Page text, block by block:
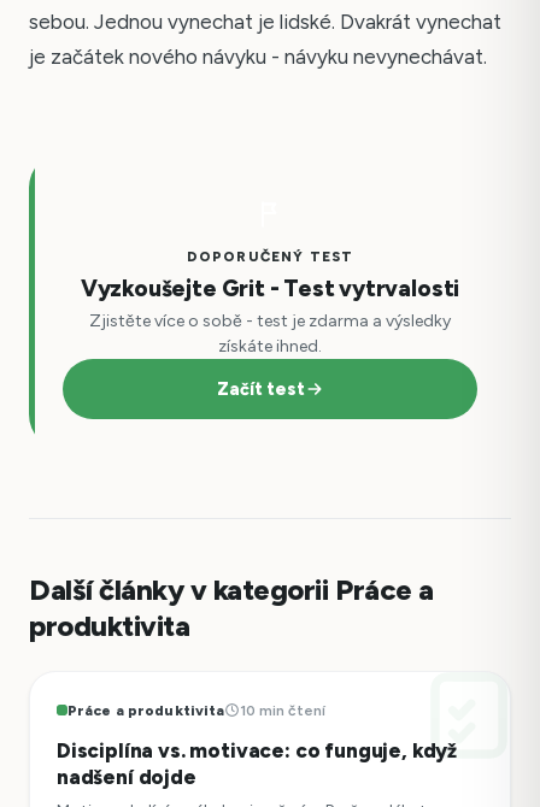
sebou. Jednou vynechat je lidské. Dvakrát vynechat
je začátek nového návyku - návyku nevynechávat.
DOPORUČENÝ TEST
Vyzkoušejte Grit - Test vytrvalosti
Zjistěte více o sobě - test je zdarma a výsledky
získáte ihned.
Začít test
Další články v kategorii Práce a
produktivita
Práce a produktivita 10 min čtení
Disciplína vs. motivace: co funguje, když
nadšení dojde